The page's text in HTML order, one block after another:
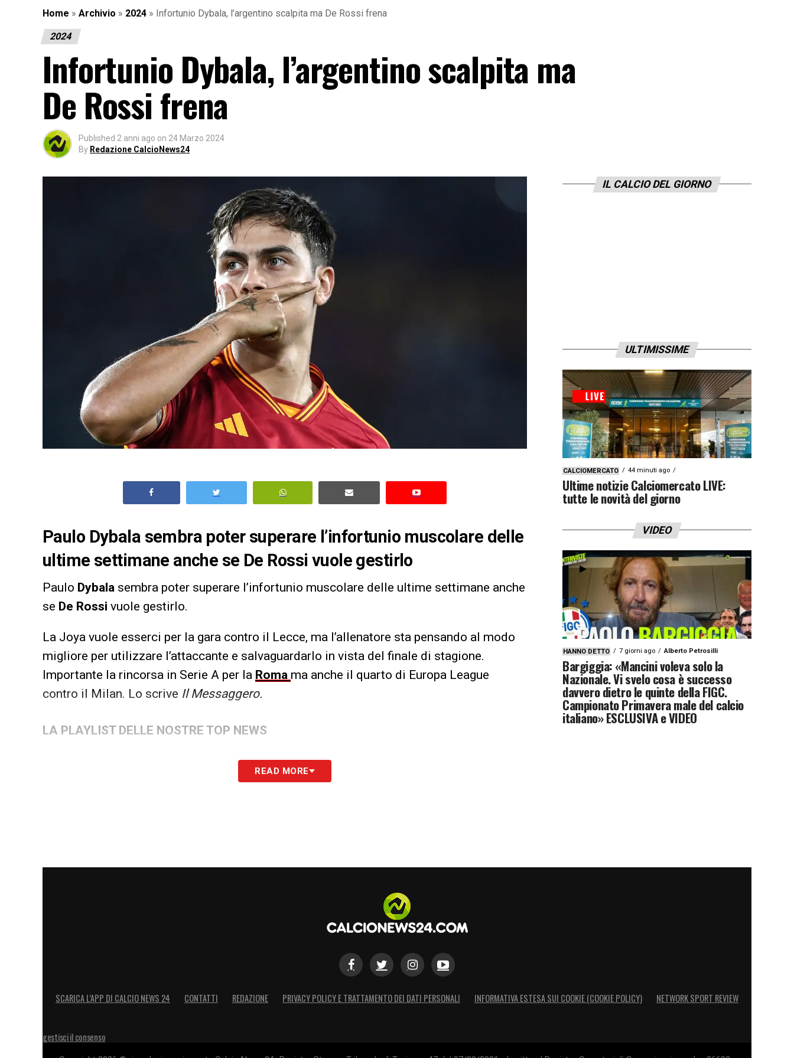
Home » Archivio » 2024 » Infortunio Dybala, l’argentino scalpita ma De Rossi frena
2024
Infortunio Dybala, l’argentino scalpita ma
De Rossi frena
Published 2 anni ago on 24 Marzo 2024
By Redazione CalcioNews24
Paulo Dybala sembra poter superare l’infortunio muscolare delle
ultime settimane anche se De Rossi vuole gestirlo
Paulo Dybala sembra poter superare l’infortunio muscolare delle ultime settimane anche
se De Rossi vuole gestirlo.
La Joya vuole esserci per la gara contro il Lecce, ma l’allenatore sta pensando al modo
migliore per utilizzare l’attaccante e salvaguardarlo in vista del finale di stagione.
Importante la rincorsa in Serie A per la Roma ma anche il quarto di Europa League
contro il Milan. Lo scrive Il Messaggero.
LA PLAYLIST DELLE NOSTRE TOP NEWS
READ MORE
IL CALCIO DEL GIORNO
ULTIMISSIME
CALCIOMERCATO 44 minuti ago
Ultime notizie Calciomercato LIVE:
tutte le novità del giorno
VIDEO
HANNO DETTO 7 giorni ago Alberto Petrosilli
Bargiggia: «Mancini voleva solo la
Nazionale. Vi svelo cosa è successo
davvero dietro le quinte della FIGC.
Campionato Primavera male del calcio
italiano» ESCLUSIVA e VIDEO
SCARICA L’APP DI CALCIO NEWS 24 CONTATTI REDAZIONE PRIVACY POLICY E TRATTAMENTO DEI DATI PERSONALI INFORMATIVA ESTESA SUI COOKIE (COOKIE POLICY) NETWORK SPORT REVIEW
gestisci il consenso